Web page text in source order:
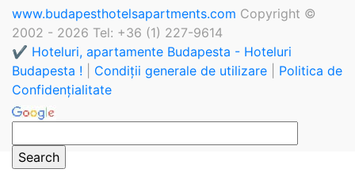
www.budapesthotelsapartments.com Copyright ©
2002 - 2026 Tel: +36 (1) 227-9614
✔️ Hoteluri, apartamente Budapesta - Hoteluri
Budapesta !
Condiții generale de utilizare
Politica de
Confidențialitate